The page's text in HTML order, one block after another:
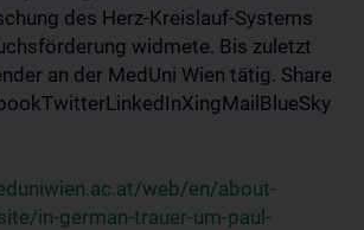
des Herz-Kreislauf-Systems
widmete. Bis zuletzt
an der MedUni Wien tätig. Share
web/en/about-
in-german-trauer-um-paul-